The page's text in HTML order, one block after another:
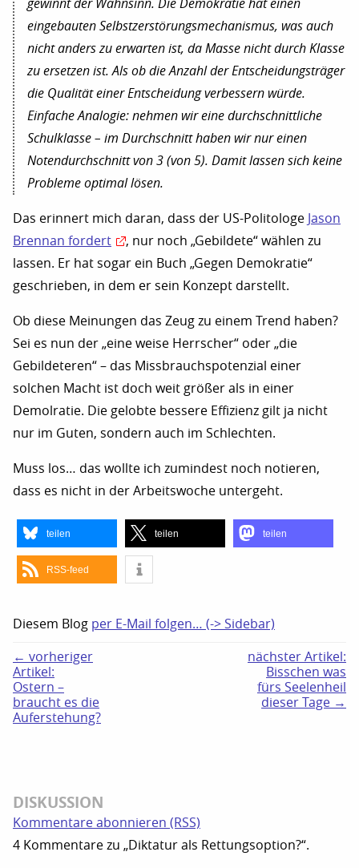
gewinnt der Wahnsinn. Die Demokratie hat einen
eingebauten Selbstzerstörungsmechanismus, was auch
nicht anders zu erwarten ist, da Masse nicht durch Klasse
zu ersetzen ist. Als ob die Anzahl der Entscheidungsträger
die Qualität einer Entscheidung verbessern würde.
Einfache Analogie: nehmen wir eine durchschnittliche
Schulklasse – im Durchschnitt haben wir nur einen
Notendurchschnitt von 3 (von 5). Damit lassen sich keine
Probleme optimal lösen.
Das erinnert mich daran, dass der US-Politologe Jason
Brennan fordert
, nur noch „Gebildete“ wählen zu
lassen. Er hat sogar ein Buch „Gegen Demokratie“
geschrieben, in dem er sein Konzept darstellt.
Ob diese Meinungen das Zeug zu einem Trend haben?
Sei es nun der „eine weise Herrscher“ oder „die
Gebildeteren“ – das Missbrauchspotenzial einer
solchen Macht ist doch weit größer als in einer
Demolratie. Die gelobte bessere Effizienz gilt ja nicht
nur im Guten, sondern auch im Schlechten.
Muss los… das wollte ich zumindest noch notieren,
dass es nicht in der Arbeitswoche untergeht.
teilen teilen teilen
RSS-feed
Diesem Blog per E-Mail folgen… (-> Sidebar)
← vorheriger
Artikel:
Ostern –
braucht es die
Auferstehung?
nächster Artikel:
Bisschen was
fürs Seelenheil
dieser Tage →
DISKUSSION
Kommentare abonnieren (RSS)
4 Kommentare zu „Diktatur als Rettungsoption?“.